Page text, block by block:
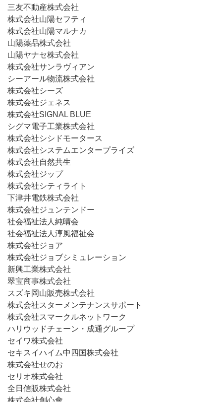
三友不動産株式会社
株式会社山陽セフティ
株式会社山陽マルナカ
山陽薬品株式会社
山陽ヤナセ株式会社
株式会社サンラヴィアン
シーアール物流株式会社
株式会社シーズ
株式会社ジェネス
株式会社SIGNAL BLUE
シグマ電子工業株式会社
株式会社シシドモータース
株式会社システムエンタープライズ
株式会社自然共生
株式会社ジップ
株式会社シティライト
下津井電鉄株式会社
株式会社ジュンテンドー
社会福祉法人純晴会
社会福祉法人淳風福祉会
株式会社ジョア
株式会社ジョブシミュレーション
新興工業株式会社
翠宝商事株式会社
スズキ岡山販売株式会社
株式会社スターメンテナンスサポート
株式会社スマークルネットワーク
ハリウッドチェーン・成通グループ
セイワ株式会社
セキスイハイム中四国株式会社
株式会社せのお
セリオ株式会社
全日信販株式会社
株式会社創心會